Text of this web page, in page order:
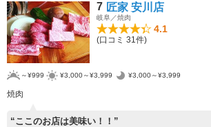
7 匠家 安川店
岐阜／焼肉
4.1
(口コミ 31件)
～¥999 ¥3,000～¥3,999 ¥3,000～¥3,999
焼肉
“ここのお店は美味い！！”